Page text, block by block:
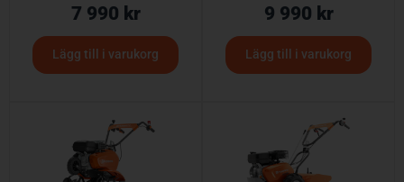
7 990 kr
Lägg till i varukorg
9 990 kr
Lägg till i varukorg